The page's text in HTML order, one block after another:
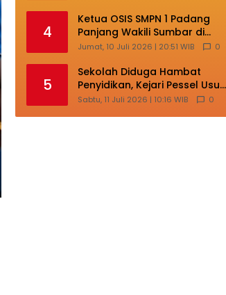
4
Ketua OSIS SMPN 1 Padang
Panjang Wakili Sumbar di
Ajang Nasional Bintang Sobat
Jumat, 10 Juli 2026 | 20:51 WIB 0
5
Sekolah Diduga Hambat
Penyidikan, Kejari Pessel Usut
Dugaan Pungli SMAN 3 Painan
Sabtu, 11 Juli 2026 | 10:16 WIB 0